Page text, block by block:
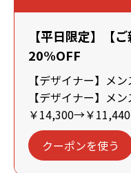
【平日限定】【
20%OFF
【デザイナー】メ
【デザイナー】メ
￥14,300→￥
クーポンを使う